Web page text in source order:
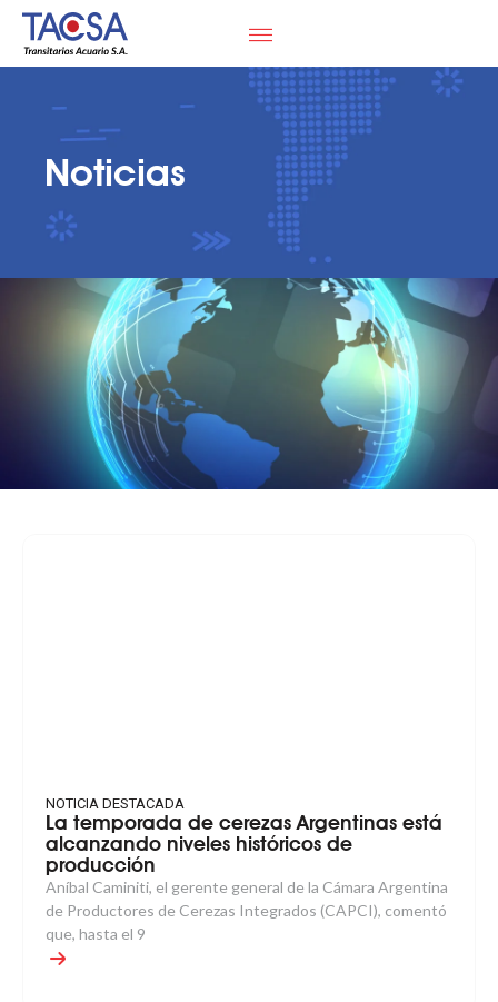
Noticias
NOTICIA DESTACADA
La temporada de cerezas Argentinas está
alcanzando niveles históricos de
producción
Aníbal Caminiti, el gerente general de la Cámara Argentina
de Productores de Cerezas Integrados (CAPCI), comentó
que, hasta el 9